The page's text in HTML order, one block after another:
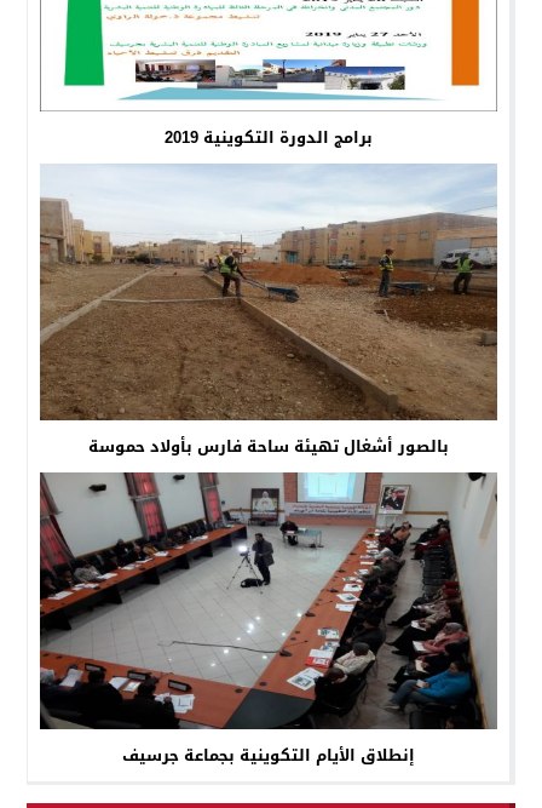
برامج الدورة التكوينية 2019
بالصور أشغال تهيئة ساحة فارس بأولاد حموسة
إنطلاق الأيام التكوينية بجماعة جرسيف